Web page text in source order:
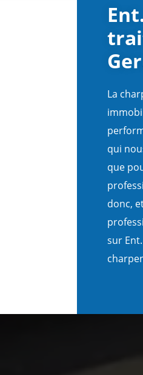
La
qui
que
donc,
sur